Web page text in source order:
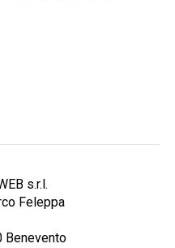
s.r.l.
Feleppa
Benevento